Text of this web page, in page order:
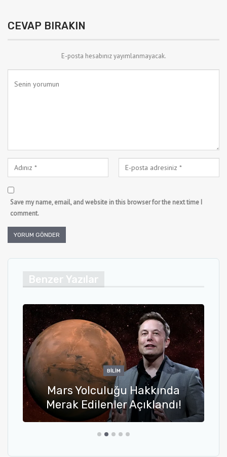
CEVAP BIRAKIN
E-posta hesabınız yayımlanmayacak.
Save my name, email, and website in this browser for the next time I
comment.
Benzer Yazılar
BILIM
Mars Yolculuğu Hakkında
Merak Edilenler Açıklandı!